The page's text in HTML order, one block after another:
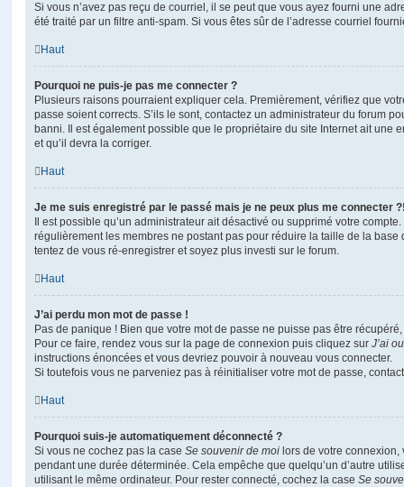
Si vous n’avez pas reçu de courriel, il se peut que vous ayez fourni une
été traité par un filtre anti-spam. Si vous êtes sûr de l’adresse courriel
Haut
Pourquoi ne puis-je pas me connecter ?
Plusieurs raisons pourraient expliquer cela. Premièrement, vérifiez que
passe soient corrects. S’ils le sont, contactez un administrateur du forum
banni. Il est également possible que le propriétaire du site Internet ait une
et qu’il devra la corriger.
Haut
Je me suis enregistré par le passé mais je ne peux plus me connecter
Il est possible qu’un administrateur ait désactivé ou supprimé votre
régulièrement les membres ne postant pas pour réduire la taille de la base
tentez de vous ré-enregistrer et soyez plus investi sur le forum.
Haut
J’ai perdu mon mot de passe !
Pas de panique ! Bien que votre mot de passe ne puisse pas être
Pour ce faire, rendez vous sur la page de connexion puis cliquez sur J’ai
instructions énoncées et vous devriez pouvoir à nouveau vous connecter.
Si toutefois vous ne parveniez pas à réinitialiser votre mot de passe,
Haut
Pourquoi suis-je automatiquement déconnecté ?
Si vous ne cochez pas la case Se souvenir de moi lors de votre
pendant une durée déterminée. Cela empêche que quelqu’un d’autre
utilisant le même ordinateur. Pour rester connecté, cochez la case Se